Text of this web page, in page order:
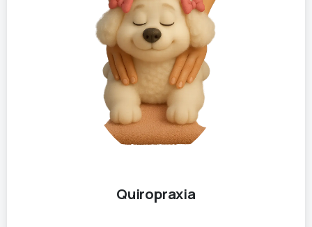
Quiropraxia